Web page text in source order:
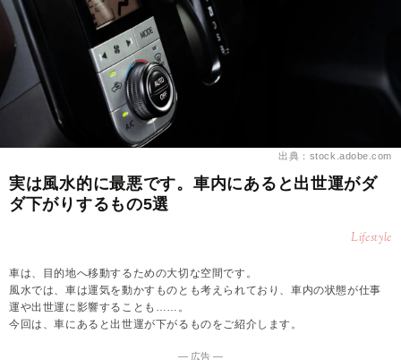
出典：stock.adobe.com
実は風水的に最悪です。車内にあると出世運がダ
ダ下がりするもの5選
Lifestyle
車は、目的地へ移動するための大切な空間です。
風水では、車は運気を動かすものとも考えられており、車内の状態が仕事
運や出世運に影響することも……。
今回は、車にあると出世運が下がるものをご紹介します。
― 広告 ―